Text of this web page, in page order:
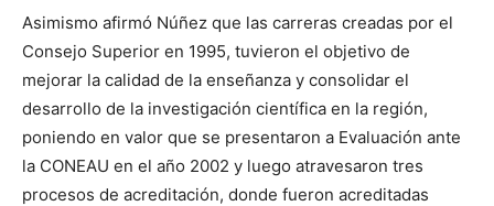
Asimismo afirmó Núñez que las carreras creadas por el
Consejo Superior en 1995, tuvieron el objetivo de
mejorar la calidad de la enseñanza y consolidar el
desarrollo de la investigación científica en la región,
poniendo en valor que se presentaron a Evaluación ante
la CONEAU en el año 2002 y luego atravesaron tres
procesos de acreditación, donde fueron acreditadas